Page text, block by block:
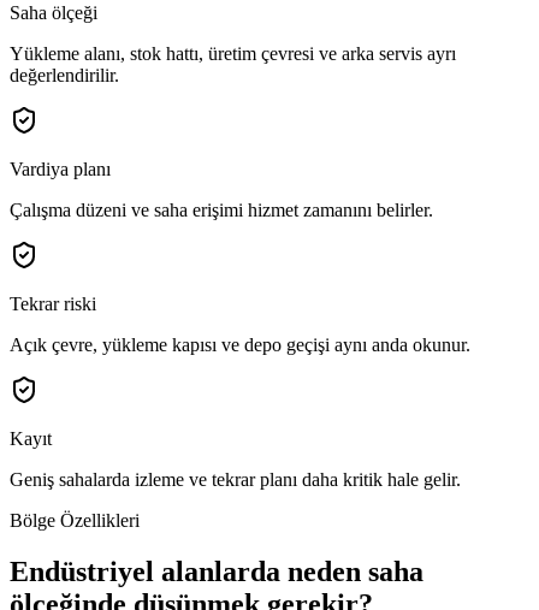
Saha ölçeği
Yükleme alanı, stok hattı, üretim çevresi ve arka servis ayrı
değerlendirilir.
Vardiya planı
Çalışma düzeni ve saha erişimi hizmet zamanını belirler.
Tekrar riski
Açık çevre, yükleme kapısı ve depo geçişi aynı anda okunur.
Kayıt
Geniş sahalarda izleme ve tekrar planı daha kritik hale gelir.
Bölge Özellikleri
Endüstriyel alanlarda neden saha
ölçeğinde düşünmek gerekir?